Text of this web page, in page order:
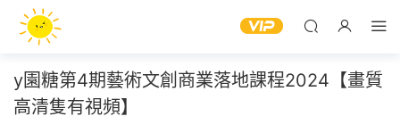
y園糖第4期藝術文創商業落地課程2024【畫質
高清隻有視頻】